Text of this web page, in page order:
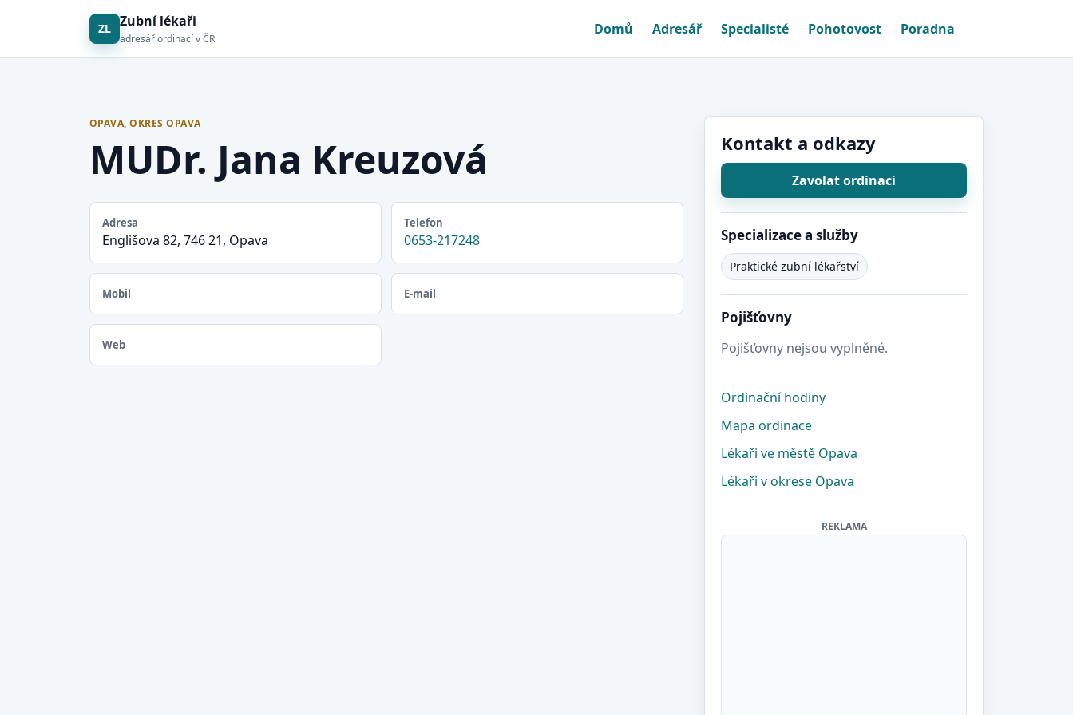
ZL Zubní lékaři
adresář ordinací v ČR
Domů Adresář Specialisté Pohotovost Poradna
OPAVA, OKRES OPAVA
MUDr. Jana Kreuzová
Adresa
Englišova 82, 746 21, Opava
Telefon
0653-217248
Mobil E-mail
Web
Kontakt a odkazy
Zavolat ordinaci
Specializace a služby
Praktické zubní lékařství
Pojišťovny
Pojišťovny nejsou vyplněné.
Ordinační hodiny
Mapa ordinace
Lékaři ve městě Opava
Lékaři v okrese Opava
REKLAMA